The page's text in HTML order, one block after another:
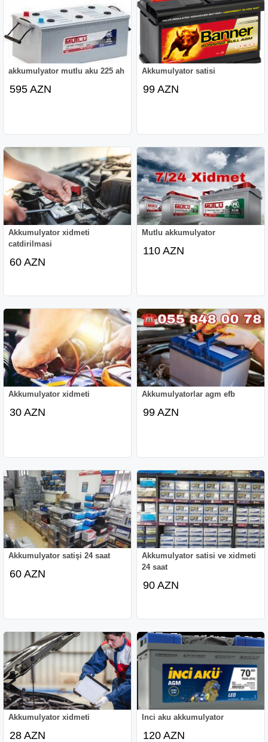
akkumulyator mutlu aku 225 ah
595 AZN
Akkumulyator satisi
99 AZN
Akkumulyator xidmeti
catdirilmasi
60 AZN
Mutlu akkumulyator
110 AZN
Akkumulyator xidmeti
30 AZN
Akkumulyatorlar agm efb
99 AZN
Akkumulyator satişi 24 saat
60 AZN
Akkumulyator satisi ve xidmeti
24 saat
90 AZN
Akkumulyator xidmeti
28 AZN
Inci aku akkumulyator
120 AZN